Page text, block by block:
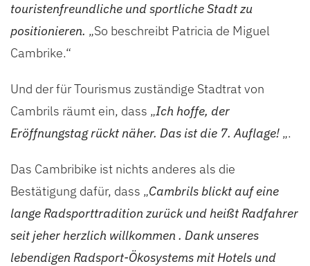
touristenfreundliche und sportliche Stadt zu
positionieren. „So beschreibt Patricia de Miguel
Cambrike.“
Und der für Tourismus zuständige Stadtrat von
Cambrils räumt ein, dass „Ich hoffe, der
Eröffnungstag rückt näher. Das ist die 7. Auflage! „.
Das Cambribike ist nichts anderes als die
Bestätigung dafür, dass „Cambrils blickt auf eine
lange Radsporttradition zurück und heißt Radfahrer
seit jeher herzlich willkommen . Dank unseres
lebendigen Radsport-Ökosystems mit Hotels und